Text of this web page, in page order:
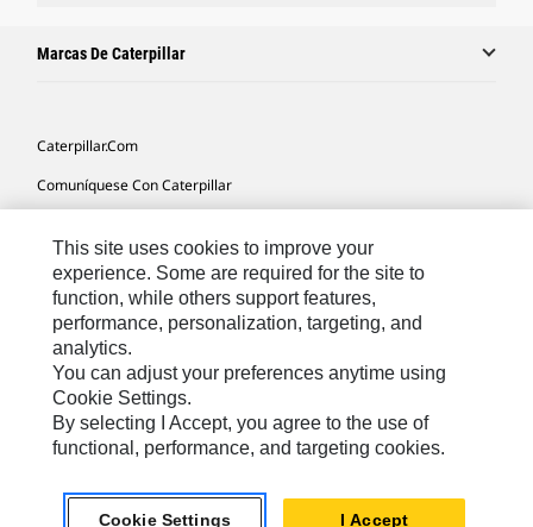
Marcas De Caterpillar
Caterpillar.com
Comuníquese Con Caterpillar
Mapa Del Sitio
Cookie Settings
Avisos Legales
Privacidad
Español
reservados.
This site uses cookies to improve your
experience. Some are required for the site to
function, while others support features,
performance, personalization, targeting, and
analytics.
You can adjust your preferences anytime using
Cookie Settings.
By selecting I Accept, you agree to the use of
functional, performance, and targeting cookies.
Cookie Settings I Accept